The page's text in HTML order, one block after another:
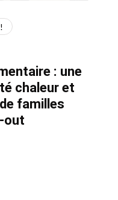
: une
chaleur et
familles
out